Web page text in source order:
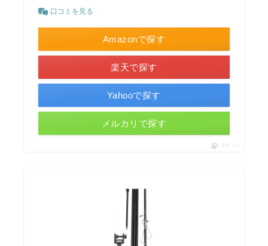
口コミを見る
Amazonで探す
楽天で探す
Yahooで探す
メルカリで探す
ポチップ